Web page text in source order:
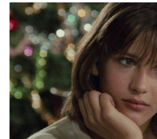
Seguici sui